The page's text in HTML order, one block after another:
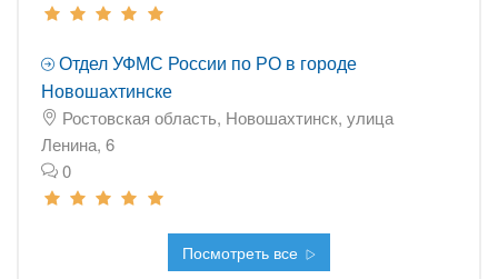
Отдел УФМС России по РО в городе
Новошахтинске
Ростовская область, Новошахтинск, улица
Ленина, 6
0
Посмотреть все